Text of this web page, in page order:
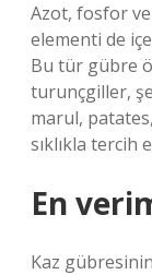
Azot, fosfor
elementi de
Bu tür gübre
turunçgiller,
marul,
sıklıkla tercih
En
Kaz